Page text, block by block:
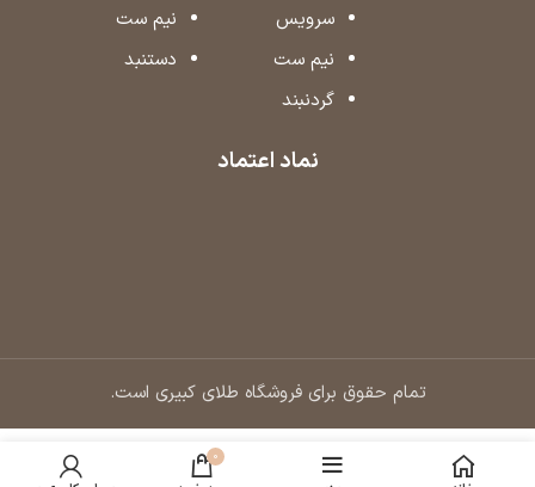
سرویس
نیم ست
گردنبند
نیم ست
دستنبد
نماد اعتماد
تمام حقوق برای فروشگاه طلای کبیری است.
0